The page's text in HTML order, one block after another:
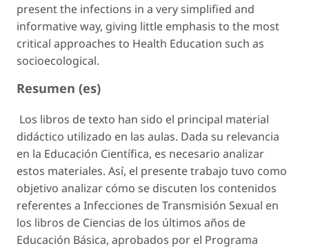
present the infections in a very simplified and
informative way, giving little emphasis to the most
critical approaches to Health Education such as
socioecological.
Resumen (es)
Los libros de texto han sido el principal material
didáctico utilizado en las aulas. Dada su relevancia
en la Educación Científica, es necesario analizar
estos materiales. Así, el presente trabajo tuvo como
objetivo analizar cómo se discuten los contenidos
referentes a Infecciones de Transmisión Sexual en
los libros de Ciencias de los últimos años de
Educación Básica, aprobados por el Programa